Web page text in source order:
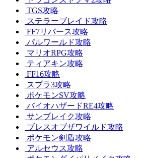
TGS攻略
ステラーブレイド攻略
FF7リバース攻略
パルワールド攻略
マリオRPG攻略
ティアキン攻略
FF16攻略
スプラ3攻略
ポケモンSV攻略
バイオハザードRE4攻略
サンブレイク攻略
ブレスオブザワイルド攻略
ポケモン剣盾攻略
アルセウス攻略